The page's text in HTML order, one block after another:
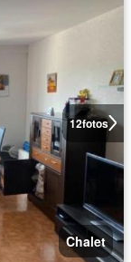
12fotos
Chalet